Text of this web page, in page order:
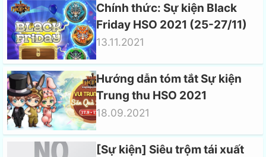
Chính thức: Sự kiện Black
Friday HSO 2021 (25-27/11)
13.11.2021
Hướng dẫn tóm tắt Sự kiện
Trung thu HSO 2021
18.09.2021
[Sự kiện] Siêu trộm tái xuất